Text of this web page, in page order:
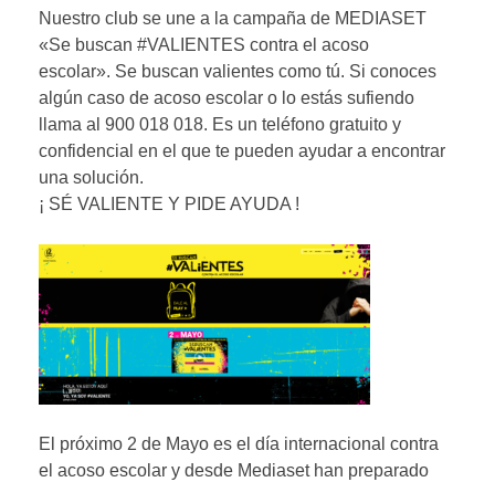
Nuestro club se une a la campaña de MEDIASET
«Se buscan #VALIENTES contra el acoso
escolar». Se buscan valientes como tú. Si conoces
algún caso de acoso escolar o lo estás sufiendo
llama al 900 018 018. Es un teléfono gratuito y
confidencial en el que te pueden ayudar a encontrar
una solución.
¡ SÉ VALIENTE Y PIDE AYUDA !
El próximo 2 de Mayo es el día internacional contra
el acoso escolar y desde Mediaset han preparado